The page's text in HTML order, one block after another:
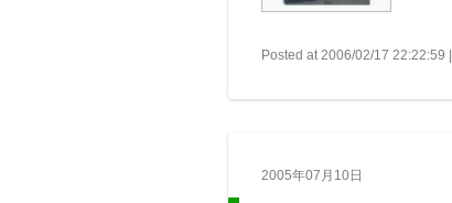
Posted at 2006/02/17 22:22:59 |
2005年07月10日